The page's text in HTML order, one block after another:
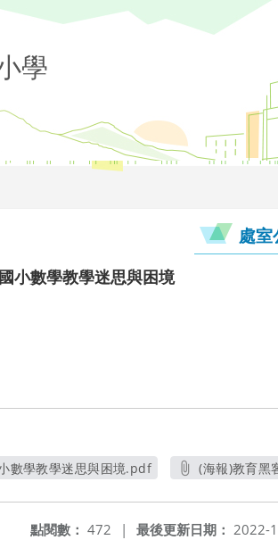
學
處室
小數學教學迷思與困境
數學教學迷思與困境.pdf
(海報)教育黑
最後更新日期： 2022-
點閱數： 472 |